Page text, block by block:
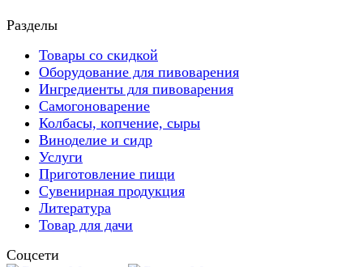
Разделы
Товары со скидкой
Оборудование для пивоварения
Ингредиенты для пивоварения
Самогоноварение
Колбасы, копчение, сыры
Виноделие и сидр
Услуги
Приготовление пищи
Сувенирная продукция
Литература
Товар для дачи
Соцсети